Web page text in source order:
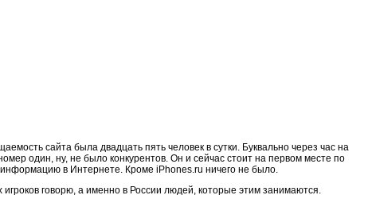
сайта была двадцать пять человек в сутки. Буквально через час на
один, ну, не было конкурентов. Он и сейчас стоит на первом месте по
информацию в Интернете. Кроме iPhones.ru ничего не было.
говорю, а именно в России людей, которые этим занимаются.